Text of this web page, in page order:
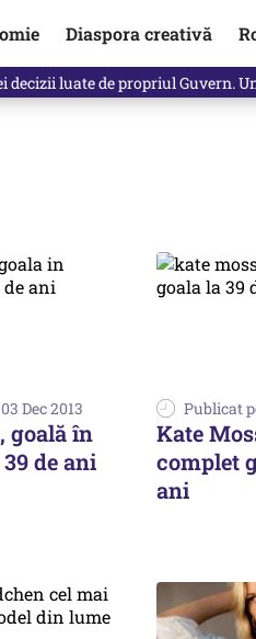
Diaspora creativă
Povestea pilotului militar
Dec 2013
goală în
de ani
Publicat
Kate
complet
ani